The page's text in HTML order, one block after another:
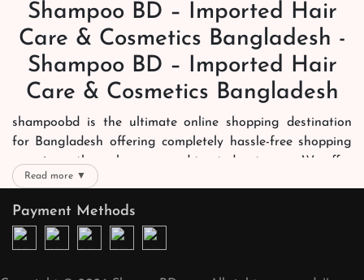
Shampoo BD – Imported Hair
Care & Cosmetics Bangladesh -
Shampoo BD – Imported Hair
Care & Cosmetics Bangladesh
shampoobd is the ultimate online shopping destination
for Bangladesh offering completely hassle-free shopping
experience through secure and trusted gateways. We offer
you trendy and reliable shopping with all your preferred
brands and more. Now shopping is easier, quicker and
always joyous. We help you mark the exact choice here.
We offer our customers with memorable online shopping
Read more ▼
Payment Methods